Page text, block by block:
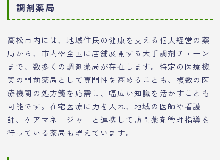
調剤薬局
高松市内には、地域住民の健康を支える個人経営の薬
局から、市内や全国に店舗展開する大手調剤チェーン
まで、数多くの調剤薬局が存在します。特定の医療機
関の門前薬局として専門性を高めることも、複数の医
療機関の処方箋を応需し、幅広い知識を活かすことも
可能です。在宅医療に力を入れ、地域の医師や看護
師、ケアマネージャーと連携して訪問薬剤管理指導を
行っている薬局も増えています。